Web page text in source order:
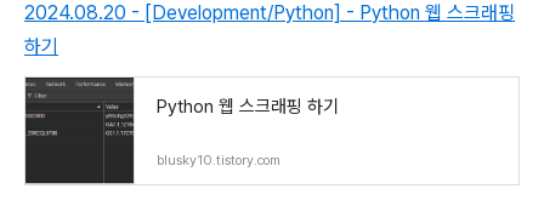
2024.08.20 - [Development/Python] - Python 웹 스크래핑
하기
Python 웹 스크래핑 하기
blusky10.tistory.com